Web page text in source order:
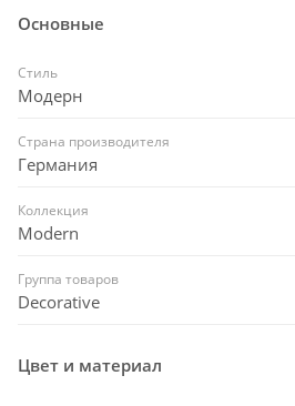
Основные
Стиль
Модерн
Страна производителя
Германия
Коллекция
Modern
Группа товаров
Decorative
Цвет и материал